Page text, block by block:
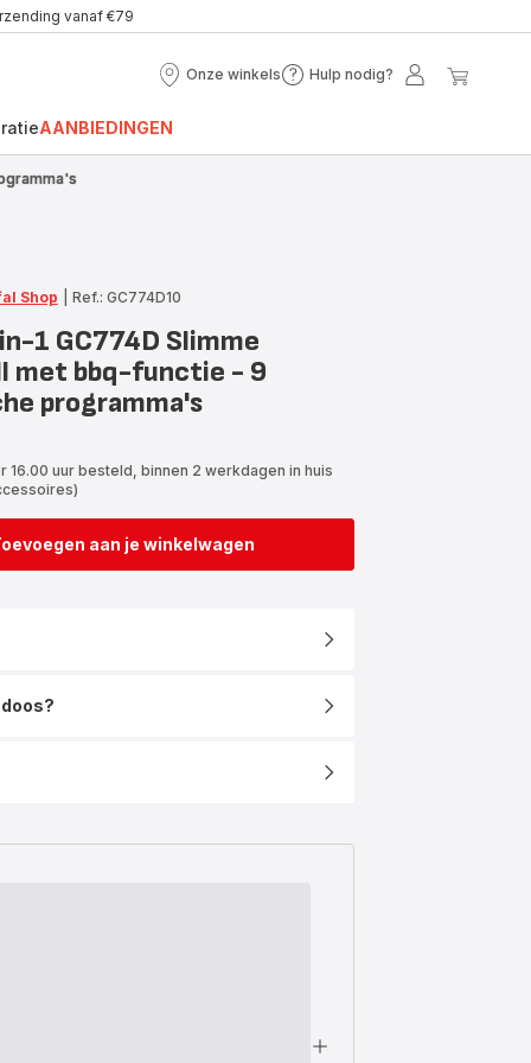
vanaf €79
Onze winkels
Onze
Hulp nodig?
Hulp
Mijn
AANBIEDINGEN
Shop Ref.: GC774D10
1 GC774D Slimme
met bbq-functie - 9
programma's
16.00 uur besteld, binnen 2 werkdagen in huis
aan je winkelwagen